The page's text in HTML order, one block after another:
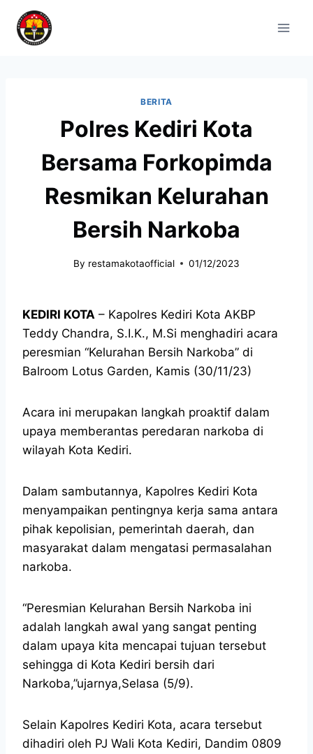
BERITA
Polres Kediri Kota
Bersama Forkopimda
Resmikan Kelurahan
Bersih Narkoba
By restamakotaofficial 01/12/2023
KEDIRI KOTA – Kapolres Kediri Kota AKBP
Teddy Chandra, S.I.K., M.Si menghadiri acara
peresmian “Kelurahan Bersih Narkoba” di
Balroom Lotus Garden, Kamis (30/11/23)
Acara ini merupakan langkah proaktif dalam
upaya memberantas peredaran narkoba di
wilayah Kota Kediri.
Dalam sambutannya, Kapolres Kediri Kota
menyampaikan pentingnya kerja sama antara
pihak kepolisian, pemerintah daerah, dan
masyarakat dalam mengatasi permasalahan
narkoba.
“Peresmian Kelurahan Bersih Narkoba ini
adalah langkah awal yang sangat penting
dalam upaya kita mencapai tujuan tersebut
sehingga di Kota Kediri bersih dari
Narkoba,”ujarnya,Selasa (5/9).
Selain Kapolres Kediri Kota, acara tersebut
dihadiri oleh PJ Wali Kota Kediri, Dandim 0809